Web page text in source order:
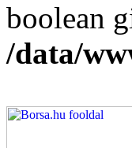
boolean
/data/